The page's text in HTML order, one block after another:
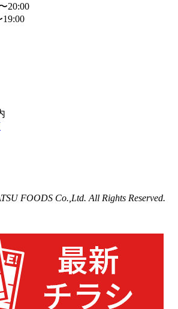
20:00
19:00
FOODS Co.,Ltd. All Rights Reserved.